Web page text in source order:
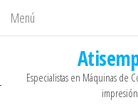
Menú
Especialistas en Máquinas de